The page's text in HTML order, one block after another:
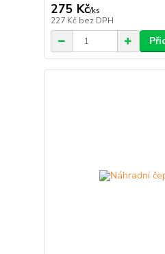
275 Kč/ks
227 Kč bez DPH